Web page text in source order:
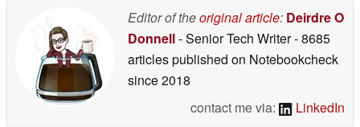
Editor of theoriginal article: Deirdre O
Donnell- Senior Tech Writer- 8685
articles published on Notebookcheck
since 2018
contact me via:
LinkedIn